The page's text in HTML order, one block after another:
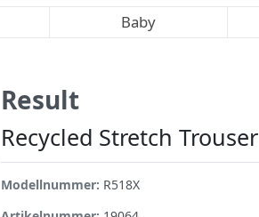
Baby
Result
Recycled Stretch Trouser
Modellnummer: R518X